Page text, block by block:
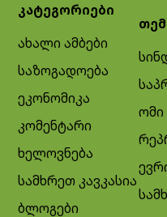
კატეგორიები
ახალი ამბები
საზოგადოება
ეკონომიკა
კომენტარი
ხელოვნება
სამხრეთ კავკასია
ბლოგები
ომი